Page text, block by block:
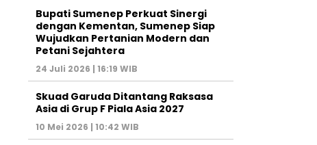
Bupati Sumenep Perkuat Sinergi
dengan Kementan, Sumenep Siap
Wujudkan Pertanian Modern dan
Petani Sejahtera
24 Juli 2026 | 16:19 WIB
Skuad Garuda Ditantang Raksasa
Asia di Grup F Piala Asia 2027
10 Mei 2026 | 10:42 WIB